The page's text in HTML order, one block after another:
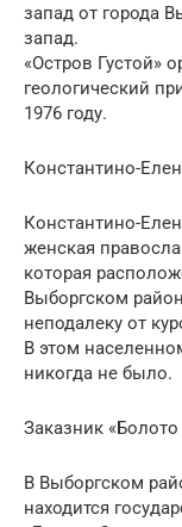
запад от города
запад.
«Остров Густой»
геологический
1976 году.
Константино-
Константино-
женская
которая
Выборгском
неподалеку от
В этом
никогда не было.
Заказник
В Выборгском
находится